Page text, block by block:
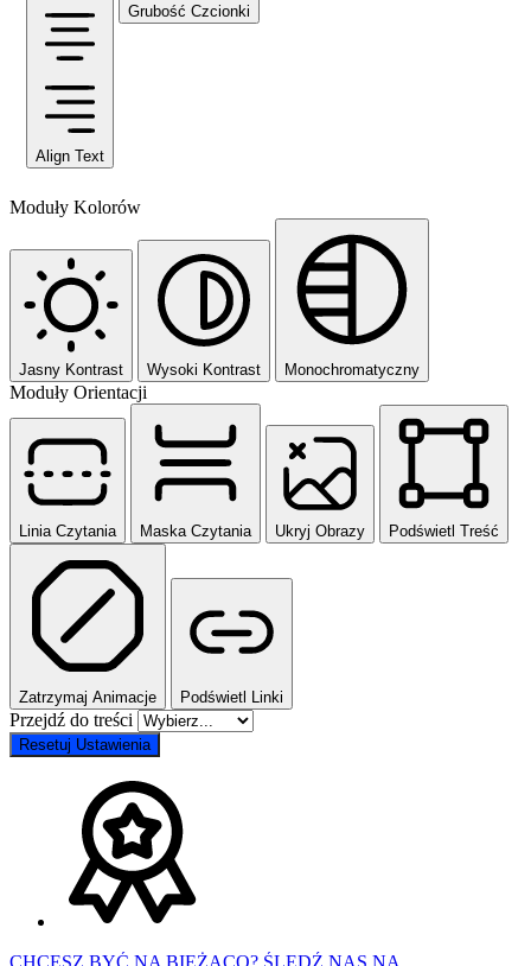
Align Text
Grubość Czcionki
Moduły Kolorów
Jasny Kontrast Wysoki Kontrast Monochromatyczny
Moduły Orientacji
Linia Czytania Maska Czytania Ukryj Obrazy Podświetl Treść
Zatrzymaj Animacje Podświetl Linki
Przejdź do treści
Resetuj Ustawienia